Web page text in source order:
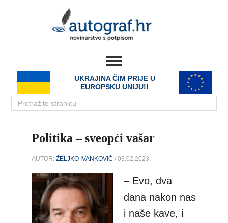
UKRAJINA ČIM PRIJE U
EUROPSKU UNIJU!!
Politika – sveopći vašar
AUTOR:ŽELJKO IVANKOVIĆ / 03.02.2023.
– Evo, dva
dana nakon nas
i naše kave, i